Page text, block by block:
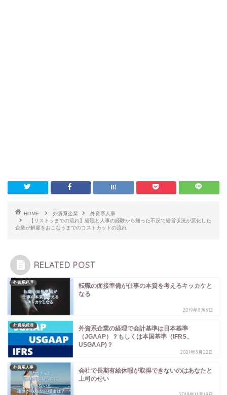
HOME 外資系企業
外資系人事
【リストラまでの流れ】経理と人事の経験から知った不況で経営状況が悪化した
企業が解雇をおこなうまでのコストカットの流れ
RELATED POST
外資系経理
転職の面接準備が仕事の本質を考えるキッカケと
なる
2019年8月6日
外資系経理
外資系企業の経理で会計基準は日本基準
（JGAAP）？もしくは本国基準（IFRS、
USGAAP)？
2021年3月22日
外資系人事
会社で長期有給休暇が取得できないのはあなたと
上司のせい